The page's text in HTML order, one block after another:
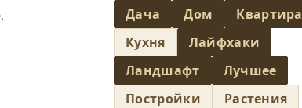
Дача
Дом
Квартира
Кухня
Лайфхаки
Ландшафт
Лучшее
Постройки
Растения